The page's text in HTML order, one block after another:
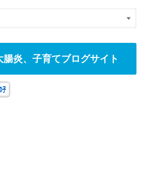
炎、子育てブログサイト